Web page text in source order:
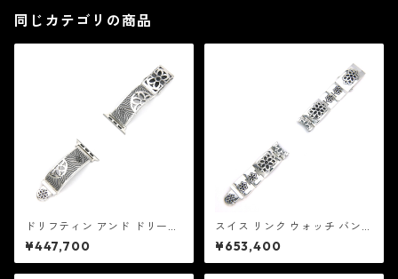
同じカテゴリの商品
ドリフティン アンド ドリーミ
ン バウト アップル ウォッチ
バンド デザート セッション
ズ：Good Art HLYWD グッド
¥447,700
スイス リンク ウォッチ バンド
ワイド：Good Art HLYWD グ
ッド アート ハリウッド
¥653,400